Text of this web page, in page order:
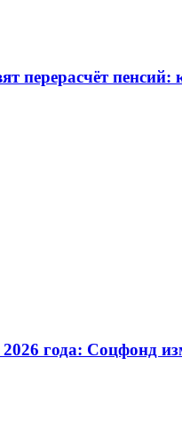
перерасчёт
года: Соцфонд